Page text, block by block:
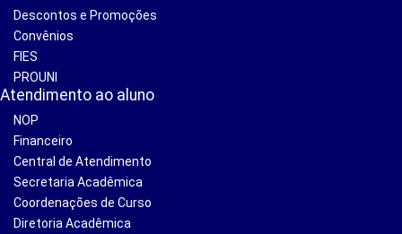
Descontos e Promoções
Convênios
FIES
PROUNI
Atendimento ao aluno
NOP
Financeiro
Central de Atendimento
Secretaria Acadêmica
Coordenações de Curso
Diretoria Acadêmica